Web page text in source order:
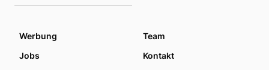
Werbung
Team
Jobs
Kontakt